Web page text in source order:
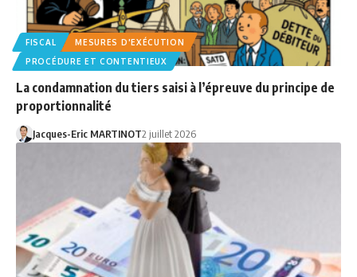
FISCAL
MESURES D'EXÉCUTION
PROCÉDURE ET CONTENTIEUX
La condamnation du tiers saisi à l’épreuve du principe de
proportionnalité
Jacques-Eric MARTINOT2 juillet 2026